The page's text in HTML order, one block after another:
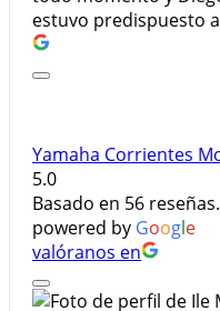
estuvo predispuesto
Yamaha Corrientes
5.0
Basado en 56 reseñas.
powered by Google
valóranos en